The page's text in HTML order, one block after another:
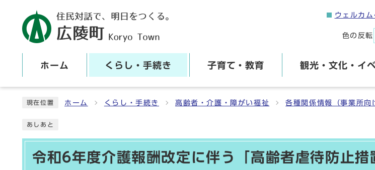
ウェルカ
色の反転
ホーム くらし・手続き 子育て・教育 観光・文化・イ
現在位置 ホーム くらし・手続き 高齢者・介護・障がい福祉 各種関係情報（事業所向
あしあと
令和6年度介護報酬改定に伴う「高齢者虐待防止